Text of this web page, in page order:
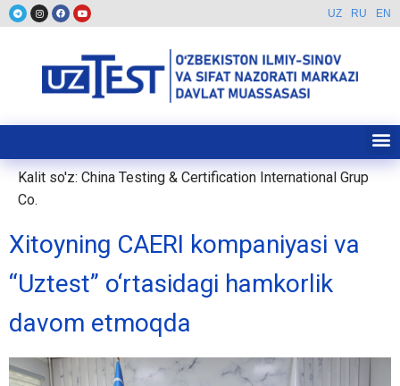
UZ RU EN
Kalit so'z: China Testing & Certification International Grup
Co.
Xitoyning CAERI kompaniyasi va
“Uztest” o‘rtasidagi hamkorlik
davom etmoqda